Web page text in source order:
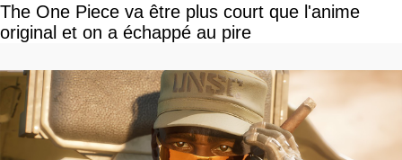
The One Piece va être plus court que l'anime
original et on a échappé au pire